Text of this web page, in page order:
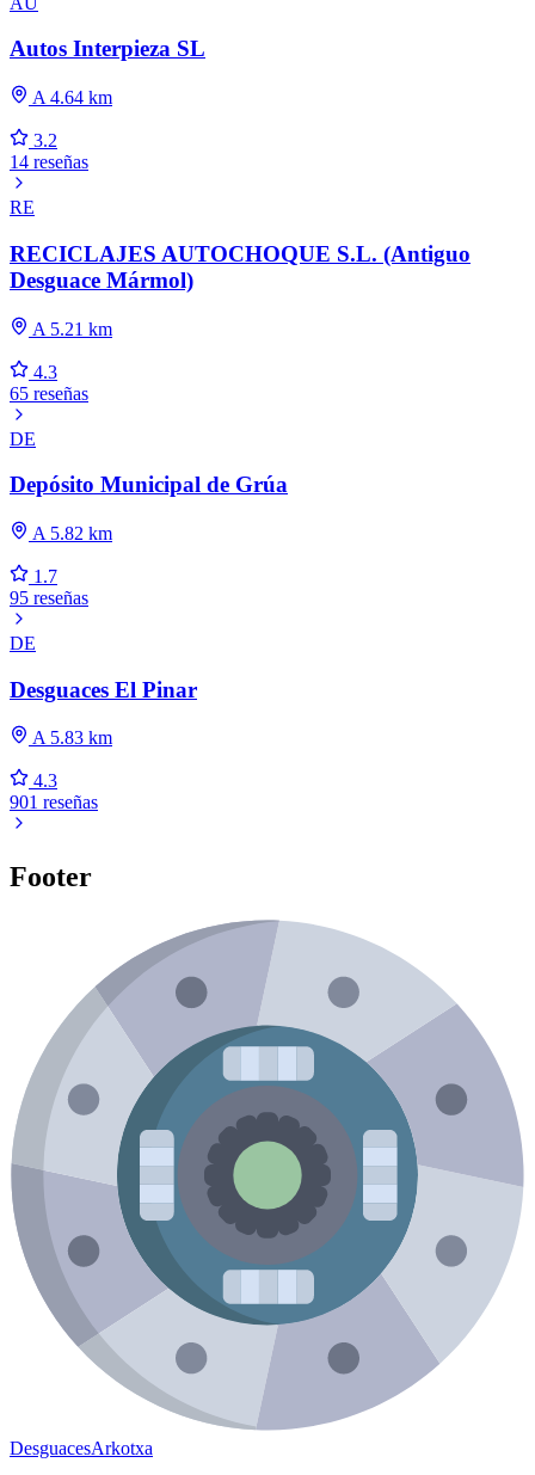
Autos Interpieza SL
A 4.64 km
3.2
14 reseñas
RE
RECICLAJES AUTOCHOQUE S.L. (Antiguo
Desguace Mármol)
A 5.21 km
4.3
65 reseñas
DE
Depósito Municipal de Grúa
A 5.82 km
1.7
95 reseñas
DE
Desguaces El Pinar
A 5.83 km
4.3
901 reseñas
Footer
DesguacesArkotxa